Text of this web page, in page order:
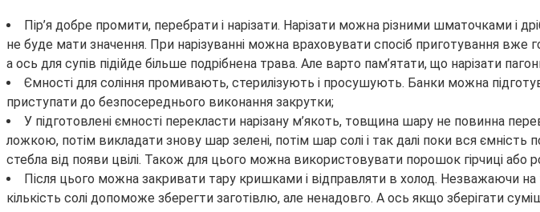
Пір’я добре промити, перебрати і нарізати. Нарізати можна різними шматочками і
не буде мати значення. При нарізуванні можна враховувати спосіб приготування
а ось для супів підійде більше подрібнена трава. Але варто пам’ятати, що нарізати
Ємності для соління промивають, стерилізують і просушують. Банки можна
приступати до безпосереднього виконання закрутки;
У підготовлені ємності перекласти нарізану м’якоть, товщина шару не повинна
ложкою, потім викладати знову шар зелені, потім шар солі і так далі поки вся
стебла від появи цвілі. Також для цього можна використовувати порошок гірчиці або
Після цього можна закривати тару кришками і відправляти в холод. Незважаючи на
кількість солі допоможе зберегти заготівлю, але ненадовго. А ось якщо зберігати